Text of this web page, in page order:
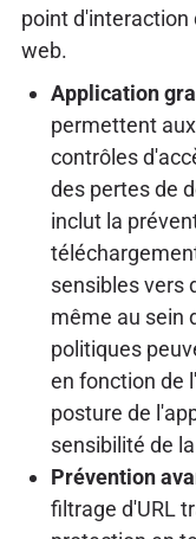
point d'interaction
web.
Application
permettent
contrôles
des pertes de
inclut la
sensibles vers
même au sein
politiques
en fonction de
posture de
sensibilité de
Prévention
filtrage d'URL